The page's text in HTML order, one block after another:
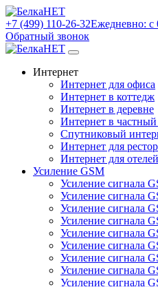
+7 (499) 110-26-32Ежедневно: с
Обратный звонок
Интернет
Интернет для офиса
Интернет в коттедж
Интернет в деревне
Интернет в
Спутниковый
Интернет для
Интернет для
Усиление GSM
Усиление сигнала
Усиление сигнала
Усиление сигнала
Усиление сигнала
Усиление сигнала
Усиление сигнала
Усиление сигнала
Усиление сигнала
Усиление сигнала